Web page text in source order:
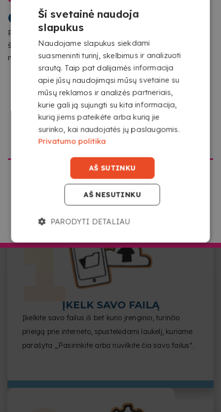
COPYKREA
Pastebėjome, kad naršote iš vietos, kuri nesutampa su
šios svetainės skirta vieta. Patvirtinkite, kurią svetainę
norite aplankyti
EITI Į COPYKREA USA
EITI Į COPYKREA LIETUVA
POPIERIAUS SU COPYKREA
Kreidinis popierius – geriausias pasirinkimas projektams,
kuriems reikalinga blizgi apdaila, sodrios spalvos ir
profesionali prezentacija. Copykrea siūlo aukštos
kokybės popierių, garantuojantį puikų rezultatą.
Novatech kreidinis popierius 130, 170 ir 300 g su lygia
ir blizgia apdaila.
Puikus detalių ir spalvų atkūrimas.
Visiška kiekvienos spausdinimo detalės
personalizacija.
Greita ir patogi paslauga su pristatymu į namus.
Puikiai tinka lankstinukams, katalogams, žurnalams,
aplankams, knygoms ir kt.
Leisk savo spaudiniams suspindėti. Rinkis kreidinį
KAIP VEIKIA PASLAUGA
ĮKELK SAVO FAILĄ
Įkelkite savo failus iš bet kurio įrenginio, turinčio
prieigą prie interneto, spustelėdami laukelį, kuriame
parašyta „Pasirinkite arba nuvilkite čia savo failus“.
Ši svetainė naudoja
slapukus
Naudojame slapukus siekdami
suasmeninti turinį, skelbimus ir analizuoti
srautą. Taip pat dalijamės informacija
apie jūsų naudojimąsi mūsų svetaine su
mūsų reklamos ir analizės partneriais,
kurie gali ją sujungti su kita informacija,
kurią jiems pateikėte arba kurią jie
surinko, kai naudojatės jų paslaugomis.
Privatumo politika
AŠ SUTINKU
AŠ NESUTINKU
PARODYTI DETALIAU